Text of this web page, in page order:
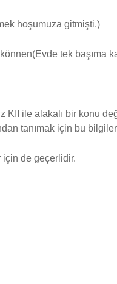
hoşumuza gitmişti.)
tek başıma
KII ile alakalı bir konu
tanımak için bu
de geçerlidir.